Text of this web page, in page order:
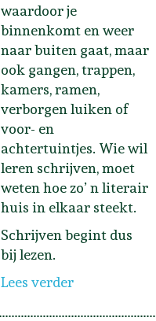
waardoor je
binnenkomt en weer
naar buiten gaat, maar
ook gangen, trappen,
kamers, ramen,
verborgen luiken of
voor- en
achtertuintjes. Wie wil
leren schrijven, moet
weten hoe zo’ n literair
huis in elkaar steekt.
Schrijven begint dus
bij lezen.
Lees verder